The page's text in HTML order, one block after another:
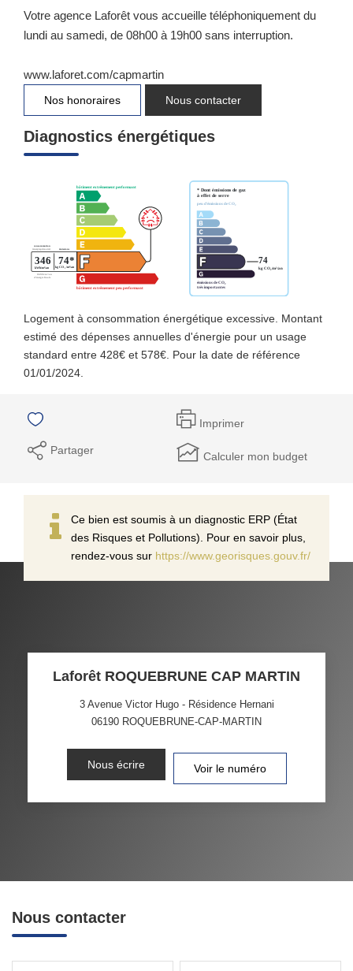
Votre agence Laforêt vous accueille téléphoniquement du
lundi au samedi, de 08h00 à 19h00 sans interruption.
www.laforet.com/capmartin
Nos honoraires Nous contacter
Diagnostics énergétiques
Logement à consommation énergétique excessive. Montant
estimé des dépenses annuelles d'énergie pour un usage
standard entre 428€ et 578€. Pour la date de référence
01/01/2024.
Imprimer
Partager Calculer mon budget
Ce bien est soumis à un diagnostic ERP (État
des Risques et Pollutions). Pour en savoir plus,
rendez-vous sur https://www.georisques.gouv.fr/
Laforêt ROQUEBRUNE CAP MARTIN
3 Avenue Victor Hugo - Résidence Hernani
06190 ROQUEBRUNE-CAP-MARTIN
Nous écrire Voir le numéro
Nous contacter